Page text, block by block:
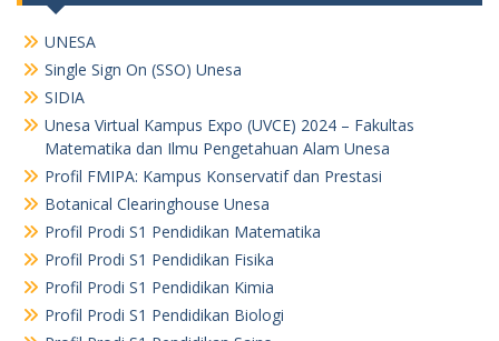
UNESA
Single Sign On (SSO) Unesa
SIDIA
Unesa Virtual Kampus Expo (UVCE) 2024 – Fakultas
Matematika dan Ilmu Pengetahuan Alam Unesa
Profil FMIPA: Kampus Konservatif dan Prestasi
Botanical Clearinghouse Unesa
Profil Prodi S1 Pendidikan Matematika
Profil Prodi S1 Pendidikan Fisika
Profil Prodi S1 Pendidikan Kimia
Profil Prodi S1 Pendidikan Biologi